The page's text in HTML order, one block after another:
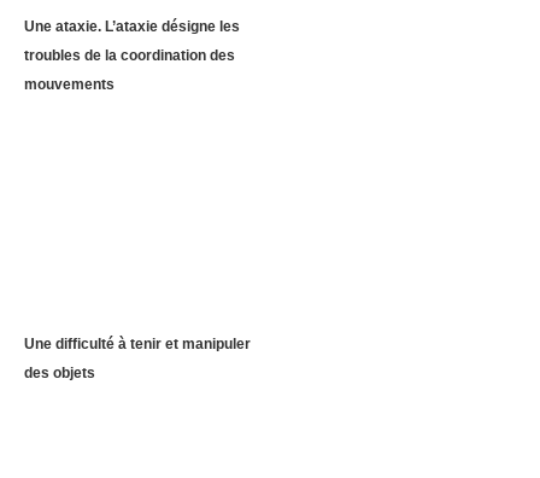
Une ataxie. L’ataxie désigne les
troubles de la coordination des
mouvements
Une difficulté à tenir et manipuler
des objets